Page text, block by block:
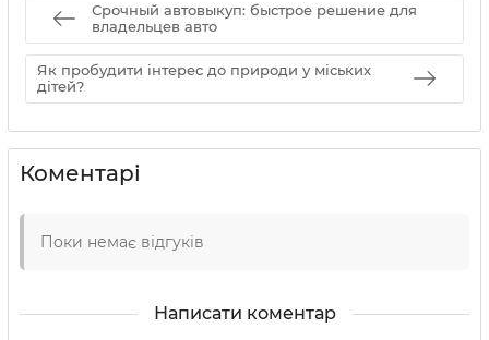
Срочный автовыкуп: быстрое решение для
владельцев авто
Як пробудити інтерес до природи у міських
дітей?
Коментарі
Поки немає відгуків
Написати коментар